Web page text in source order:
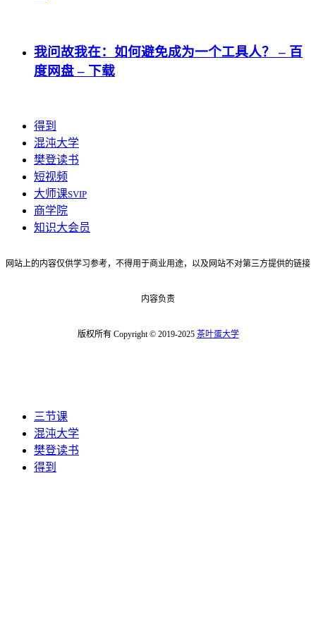
我问故我在：如何避免成为一个工具人？ – 百
度网盘 – 下载
得到
混沌大学
樊登读书
短视频
大师课SVIP
商学院
知识大会员
网站上的内容仅供学习参考，不得用于商业用途，以及网站不对第三方提供的链接
内容负责
版权所有 Copyright © 2019-2025 茶叶蛋大学
三节课
混沌大学
樊登读书
得到